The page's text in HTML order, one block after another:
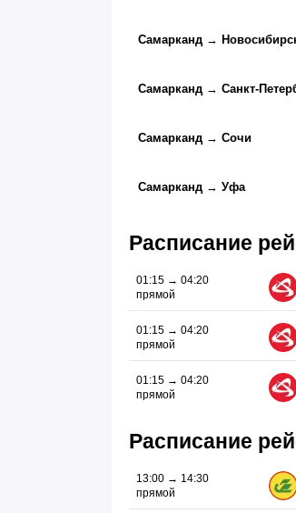
Самарканд→
Самарканд→ Санкт-
Самарканд→ Сочи
Самарканд→ Уфа
Расписание
01:15 → 04:20
прямой
01:15 → 04:20
прямой
01:15 → 04:20
прямой
Расписание
13:00 → 14:30
прямой